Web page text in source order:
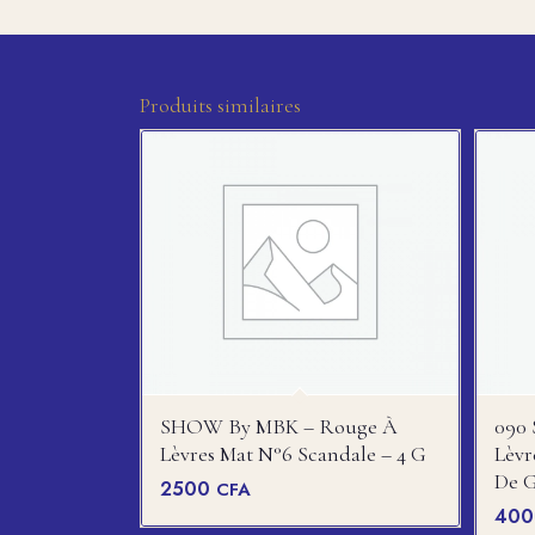
Produits similaires
SHOW By MBK – Rouge À
Lèvres Mat N°6 Scandale – 4 G
2500 CFA
090
De